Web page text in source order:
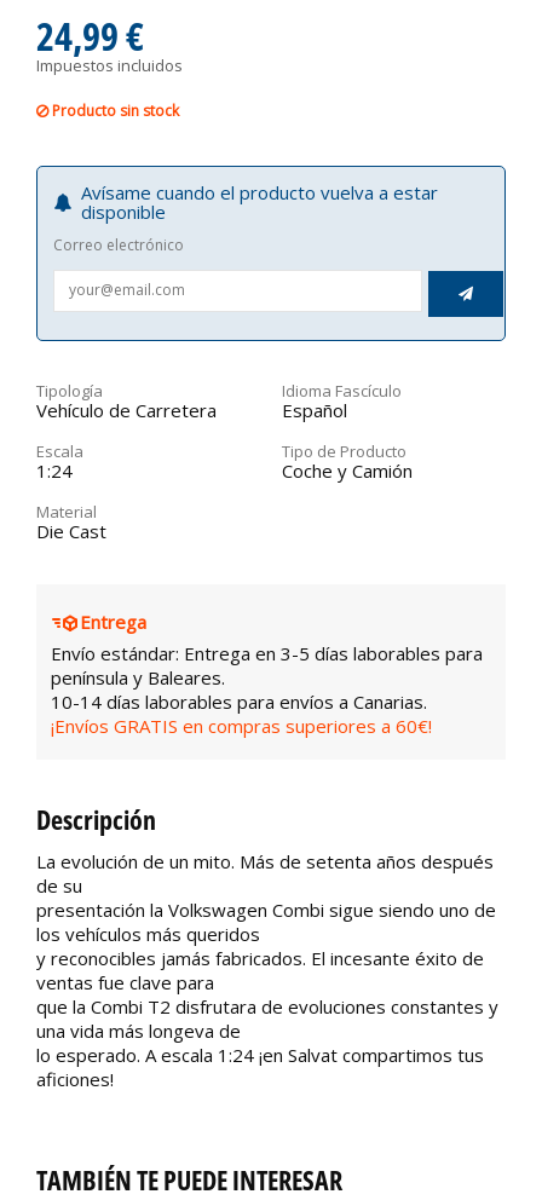
24,99 €
Impuestos incluidos
Producto sin stock
Avísame cuando el producto vuelva a estar
disponible
Correo electrónico

Tipología
Vehículo de Carretera
Idioma Fascículo
Español
Escala
1:24
Tipo de Producto
Coche y Camión
Material
Die Cast
Entrega
Envío estándar: Entrega en 3-5 días laborables para
península y Baleares.
10-14 días laborables para envíos a Canarias.
¡Envíos GRATIS en compras superiores a 60€!
Descripción
La evolución de un mito. Más de setenta años después
de su
presentación la Volkswagen Combi sigue siendo uno de
los vehículos más queridos
y reconocibles jamás fabricados. El incesante éxito de
ventas fue clave para
que la Combi T2 disfrutara de evoluciones constantes y
una vida más longeva de
lo esperado. A escala 1:24 ¡en Salvat compartimos tus
aficiones!
TAMBIÉN TE PUEDE INTERESAR